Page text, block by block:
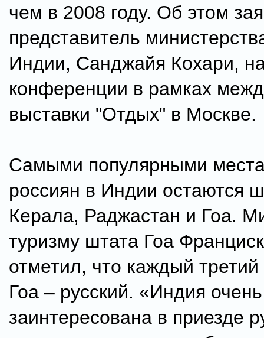
чем в 2008 году. Об этом
представитель
Индии, Санджайя Кохари,
конференции в рамках
выставки "Отдых" в Москве.
Самыми популярными
россиян в Индии остаются
Керала, Раджастан и Гоа.
туризму штата Гоа
отметил, что каждый третий
Гоа – русский. «Индия очень
заинтересована в приезде